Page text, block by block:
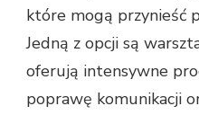
które mogą przynieść
Jedną z opcji są
oferują intensywne
poprawę komunikacji